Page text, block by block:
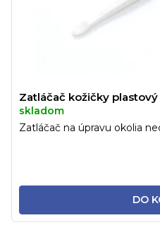
Zatláčač kožičky
skladom
DO
Zatláčač na úpravu okolia